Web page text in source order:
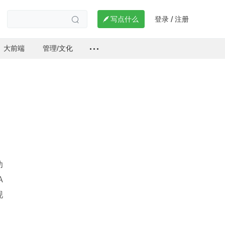
  写点什么 登录 / 注册
大前端 管理/文化